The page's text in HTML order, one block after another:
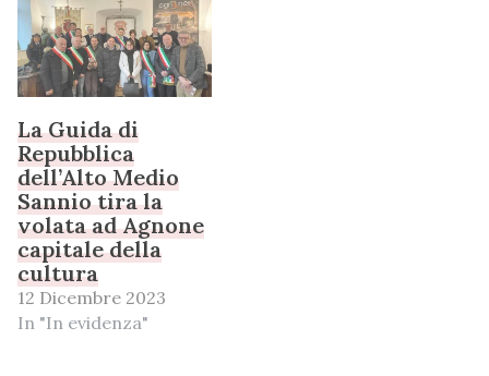
La Guida di
Repubblica
dell’Alto Medio
Sannio tira la
volata ad Agnone
capitale della
cultura
12 Dicembre 2023
In "In evidenza"